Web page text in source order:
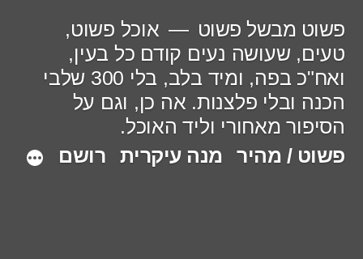
לתוכן
פשוט מבשל פשוט
אוכל פשוט,
טעים, שעושה נעים קודם כל בעין,
ואח"כ בפה, ומיד בלב, בלי 300 שלבי
הכנה ובלי פלצנות. אה כן, וגם על
הסיפור מאחורי וליד האוכל.
פשוט / מהיר
מנה עיקרית רושם